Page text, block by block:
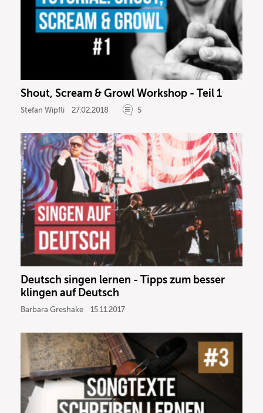
Shout, Scream & Growl Workshop - Teil 1
Stefan Wipfli 27.02.2018 5
Deutsch singen lernen - Tipps zum besser
klingen auf Deutsch
Barbara Greshake 15.11.2017